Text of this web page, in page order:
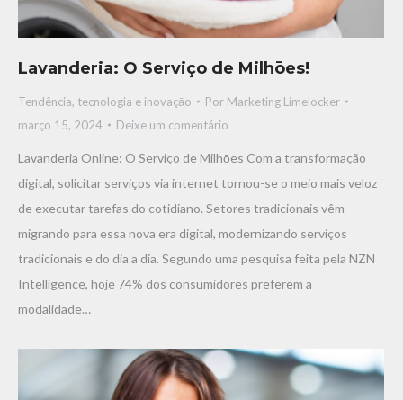
Lavanderia: O Serviço de Milhōes!
Tendência, tecnologia e inovaçāo Por Marketing Limelocker
março 15, 2024
Deixe um comentário
Lavanderia Online: O Serviço de Milhōes Com a transformação
digital, solicitar serviços via internet tornou-se o meio mais veloz
de executar tarefas do cotidiano. Setores tradicionais vêm
migrando para essa nova era digital, modernizando serviços
tradicionais e do dia a dia. Segundo uma pesquisa feita pela NZN
Intelligence, hoje 74% dos consumidores preferem a
modalidade…